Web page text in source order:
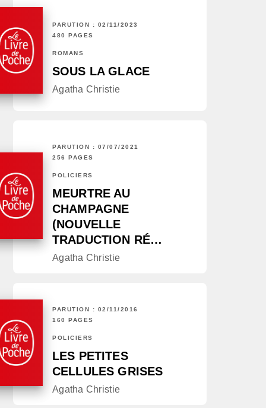
PARUTION : 02/11/2023
480 PAGES
ROMANS
SOUS LA GLACE
Agatha Christie
PARUTION : 07/07/2021
256 PAGES
POLICIERS
MEURTRE AU
CHAMPAGNE
(NOUVELLE
TRADUCTION RÉ…
Agatha Christie
PARUTION : 02/11/2016
160 PAGES
POLICIERS
LES PETITES
CELLULES GRISES
Agatha Christie